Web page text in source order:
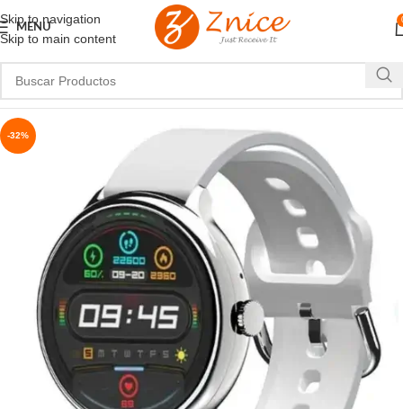
Skip to navigation
Skip to main content
MENU
-32%